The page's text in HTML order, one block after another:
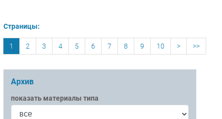
Страницы:
1 2 3 4 5 6 7 8 9 10 > >>
Архив
показать материалы типа